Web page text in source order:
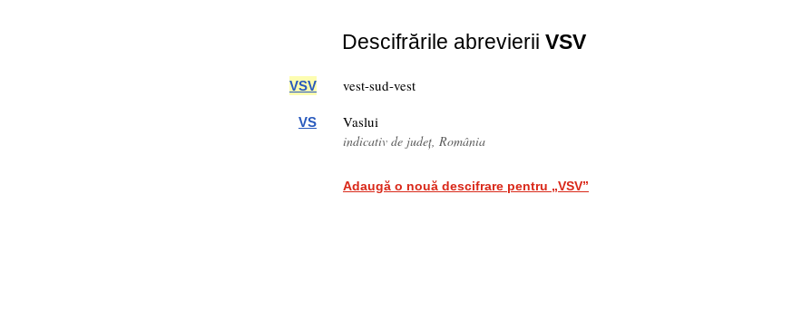
Descifrările abrevierii VSV
VSV vest-sud-vest
VS Vaslui
indicativ de județ, România
Adaugă o nouă descifrare pentru „VSV”